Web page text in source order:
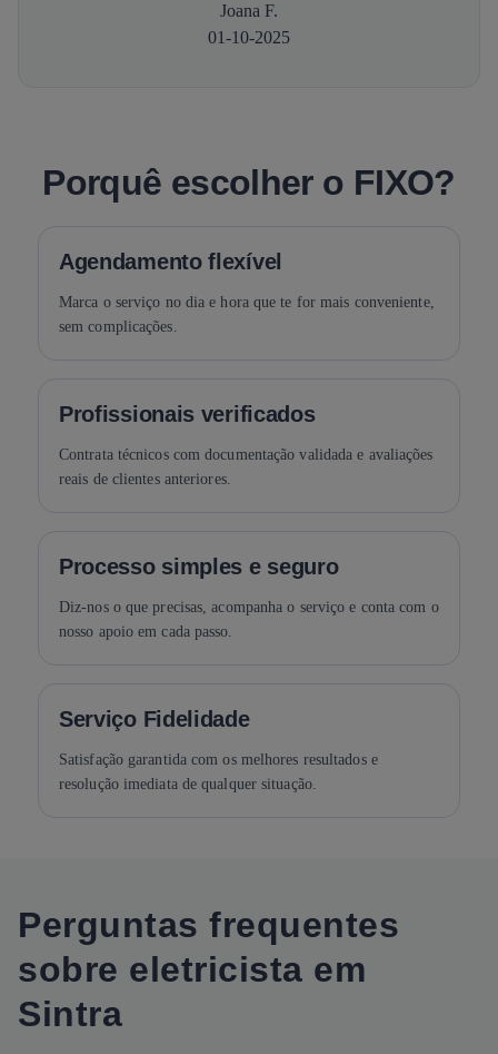
Joana F.
01-10-2025
Porquê escolher o FIXO?
Agendamento flexível
Marca o serviço no dia e hora que te for mais conveniente,
sem complicações.
Profissionais verificados
Contrata técnicos com documentação validada e avaliações
reais de clientes anteriores.
Processo simples e seguro
Diz-nos o que precisas, acompanha o serviço e conta com o
nosso apoio em cada passo.
Serviço Fidelidade
Satisfação garantida com os melhores resultados e
resolução imediata de qualquer situação.
Perguntas frequentes
sobre eletricista em
Sintra